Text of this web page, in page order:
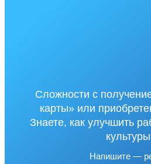
Сложности с
карты» или
Знаете, как улучшить
Напишите —